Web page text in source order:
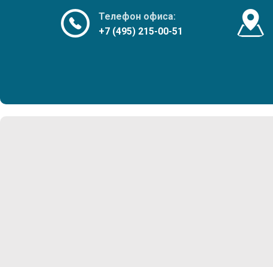
Телефон офиса:
+7 (495) 215-00-51